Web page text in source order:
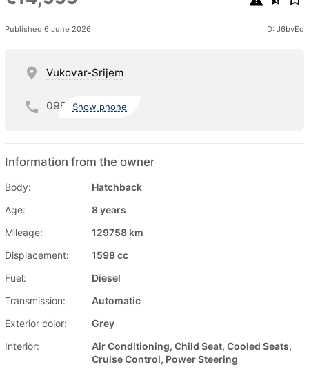
Published 6 June 2026 ID: J6bvEd
Vukovar-Srijem
099 Show phone
Information from the owner
Body:
Hatchback
Age:
8 years
Mileage:
129758 km
Displacement:
1598 cc
Fuel:
Diesel
Transmission:
Automatic
Exterior color:
Grey
Interior:
Air Conditioning, Child Seat, Cooled Seats,
Cruise Control, Power Steering